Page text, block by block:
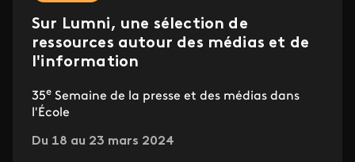
Sur Lumni, une sélection de
ressources autour des médias et de
l'information
35e Semaine de la presse et des médias dans
l'École
Du 18 au 23 mars 2024